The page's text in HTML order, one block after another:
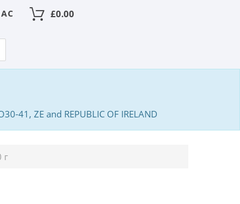
£0.00
41, ZE and REPUBLIC OF IRELAND
г